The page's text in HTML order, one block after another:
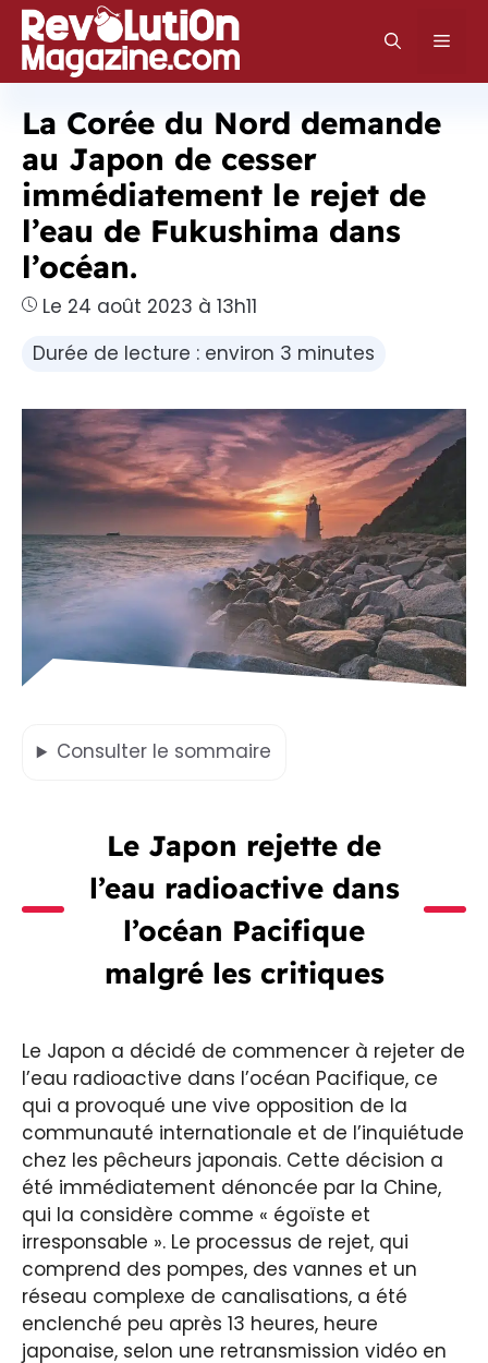
Aller
au
contenu
La Corée du Nord demande
au Japon de cesser
immédiatement le rejet de
l’eau de Fukushima dans
l’océan.
Le 24 août 2023 à 13h11
Durée de lecture : environ 3 minutes
Consulter le sommaire
Le Japon rejette de
l’eau radioactive dans
l’océan Pacifique
malgré les critiques
Le Japon a décidé de commencer à rejeter de
l’eau radioactive dans l’océan Pacifique, ce
qui a provoqué une vive opposition de la
communauté internationale et de l’inquiétude
chez les pêcheurs japonais. Cette décision a
été immédiatement dénoncée par la Chine,
qui la considère comme « égoïste et
irresponsable ». Le processus de rejet, qui
comprend des pompes, des vannes et un
réseau complexe de canalisations, a été
enclenché peu après 13 heures, heure
japonaise, selon une retransmission vidéo en